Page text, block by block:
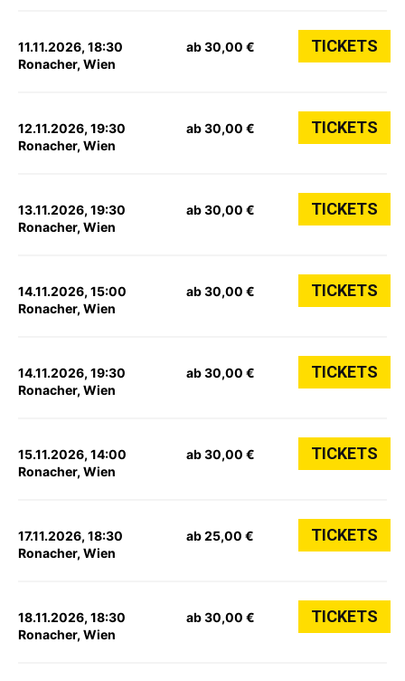
11.11.2026, 18:30
Ronacher, Wien
ab 30,00 € TICKETS
12.11.2026, 19:30
Ronacher, Wien
ab 30,00 € TICKETS
13.11.2026, 19:30
Ronacher, Wien
ab 30,00 € TICKETS
14.11.2026, 15:00
Ronacher, Wien
ab 30,00 € TICKETS
14.11.2026, 19:30
Ronacher, Wien
ab 30,00 € TICKETS
15.11.2026, 14:00
Ronacher, Wien
ab 30,00 € TICKETS
17.11.2026, 18:30
Ronacher, Wien
ab 25,00 € TICKETS
18.11.2026, 18:30
Ronacher, Wien
ab 30,00 € TICKETS